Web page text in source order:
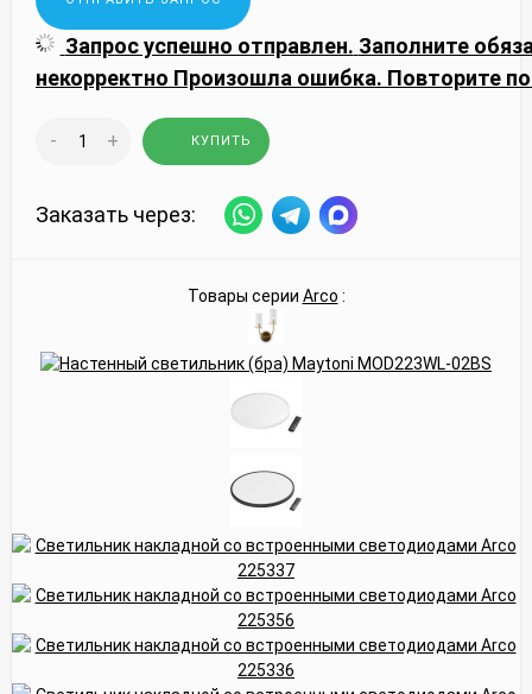
Запрос успешно отправлен. Заполните
некорректно Произошла ошибка. Повторите
- + КУПИТЬ
Заказать через:
Товары серии Arco :